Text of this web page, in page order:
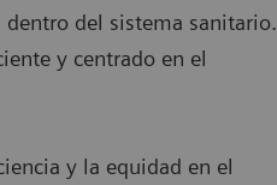
del sistema sanitario.
y centrado en el
y la equidad en el